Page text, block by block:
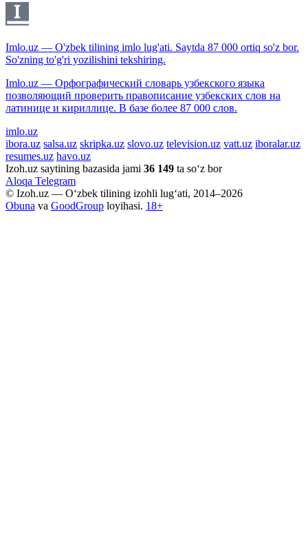
Imlo.uz — O'zbek tilining imlo lug'ati. Saytda 87 000 ortiq so'z bor.
So'zning to'g'ri yozilishini tekshiring.
Imlo.uz — Орфографический словарь узбекского языка
позволяющий проверить правописание узбекских слов на
латинице и кириллице. В базе более 87 000 слов.
imlo.uz
ibora.uz salsa.uz skripka.uz slovo.uz television.uz vatt.uz iboralar.uz
resumes.uz havo.uz
Izoh.uz saytining bazasida jami 36 149 ta so‘z bor
Aloqa Telegram
© Izoh.uz — O‘zbek tilining izohli lug‘ati, 2014–2026
Obuna va GoodGroup loyihasi. 18+